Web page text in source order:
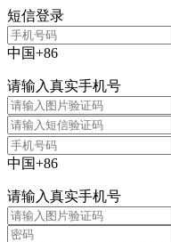
短信登录
中国+86
请输入真实手机号
中国+86
请输入真实手机号